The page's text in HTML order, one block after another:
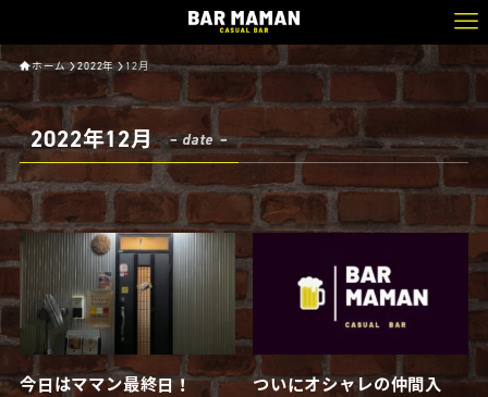
ホーム 2022年 12月
2022年12月 – date –
今日はママン最終日！
ついにオシャレの仲間入